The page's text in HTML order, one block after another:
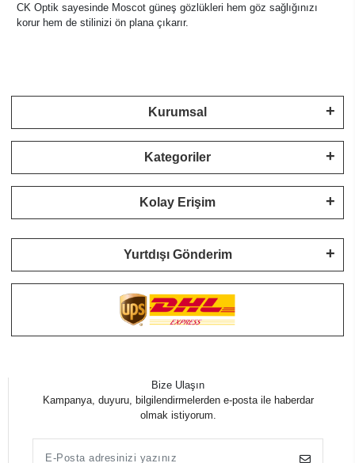
CK Optik sayesinde Moscot güneş gözlükleri hem göz sağlığınızı
korur hem de stilinizi ön plana çıkarır.
Kurumsal
Kategoriler
Kolay Erişim
Yurtdışı Gönderim
Bize Ulaşın
Kampanya, duyuru, bilgilendirmelerden e-posta ile haberdar
olmak istiyorum.